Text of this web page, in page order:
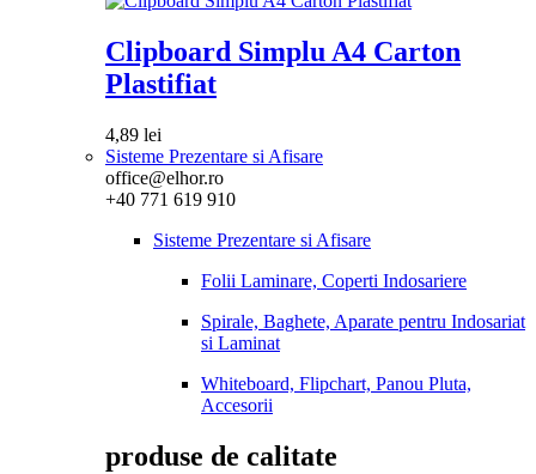
Clipboard Simplu A4 Carton
Plastifiat
4,89 lei
Sisteme Prezentare si Afisare
office@elhor.ro
+40 771 619 910
Sisteme Prezentare si Afisare
Folii Laminare, Coperti Indosariere
Spirale, Baghete, Aparate pentru Indosariat
si Laminat
Whiteboard, Flipchart, Panou Pluta,
Accesorii
produse de calitate